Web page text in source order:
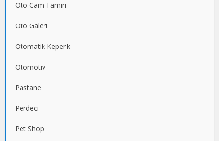
Oto Cam Tamiri
Oto Galeri
Otomatik Kepenk
Otomotiv
Pastane
Perdeci
Pet Shop